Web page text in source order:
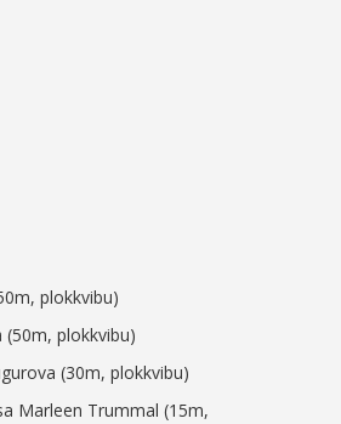
plokkvibu)
plokkvibu)
(30m, plokkvibu)
Marleen Trummal (15m,